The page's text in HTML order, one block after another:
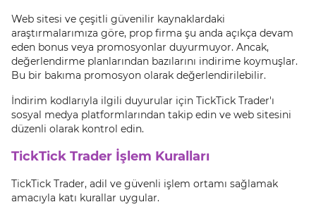
Web sitesi ve çeşitli güvenilir kaynaklardaki
araştırmalarımıza göre, prop firma şu anda açıkça devam
eden bonus veya promosyonlar duyurmuyor. Ancak,
değerlendirme planlarından bazılarını indirime koymuşlar.
Bu bir bakıma promosyon olarak değerlendirilebilir.
İndirim kodlarıyla ilgili duyurular için TickTick Trader'ı
sosyal medya platformlarından takip edin ve web sitesini
düzenli olarak kontrol edin.
TickTick Trader İşlem Kuralları
TickTick Trader, adil ve güvenli işlem ortamı sağlamak
amacıyla katı kurallar uygular.